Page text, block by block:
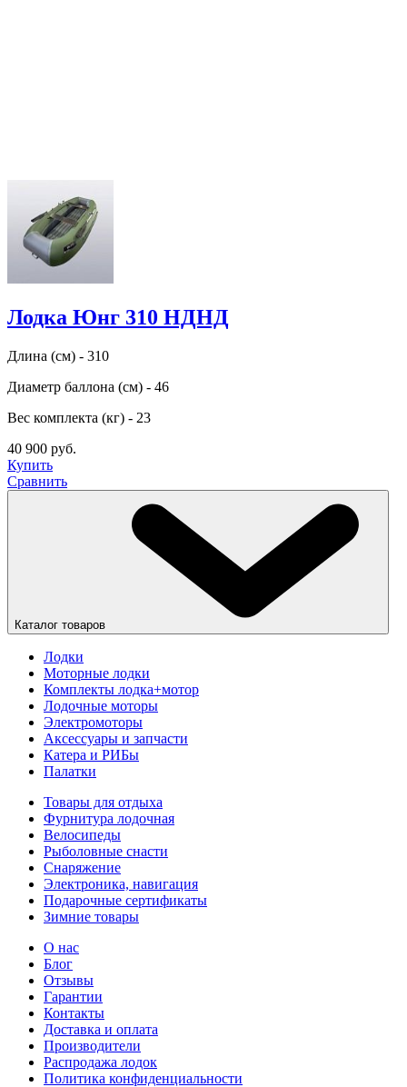
Лодка Юнг 310 НДНД
Длина (см) - 310
Диаметр баллона (см) - 46
Вес комплекта (кг) - 23
40 900 руб.
Купить
Сравнить
Каталог товаров
Лодки
Моторные лодки
Комплекты лодка+мотор
Лодочные моторы
Электромоторы
Аксессуары и запчасти
Катера и РИБы
Палатки
Товары для отдыха
Фурнитура лодочная
Велосипеды
Рыболовные снасти
Снаряжение
Электроника, навигация
Подарочные сертификаты
Зимние товары
О нас
Блог
Отзывы
Гарантии
Контакты
Доставка и оплата
Производители
Распродажа лодок
Политика конфиденциальности